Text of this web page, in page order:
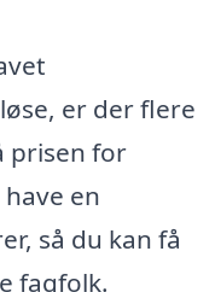
er der flere
prisen for
en
så du kan få
fagfolk.